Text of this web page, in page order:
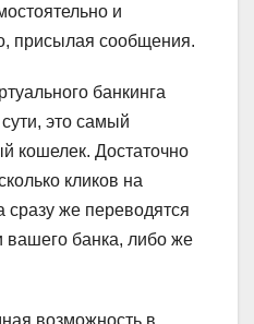
и
присылая сообщения.
банкинга
это самый
кошелек. Достаточно
кликов на
сразу же переводятся
вашего банка, либо же